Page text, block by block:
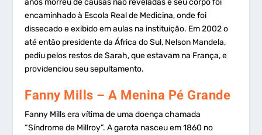
anos morreu de causas não reveladas e seu corpo foi
encaminhado à Escola Real de Medicina, onde foi
dissecado e exibido em aulas na instituição. Em 2002 o
até então presidente da África do Sul, Nelson Mandela,
pediu pelos restos de Sarah, que estavam na França, e
providenciou seu sepultamento.
Fanny Mills – A Menina Pé Grande
Fanny Mills era vítima de uma doença chamada
“Síndrome de Millroy”. A garota nasceu em 1860 no